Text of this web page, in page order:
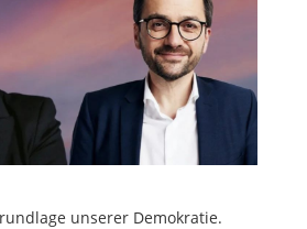
unserer Demokratie.